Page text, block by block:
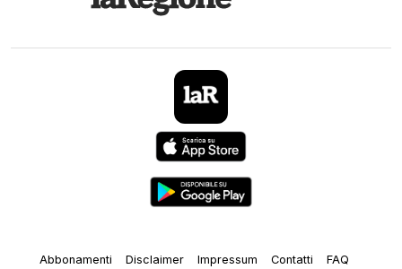
Abbonamenti Disclaimer Impressum Contatti FAQ